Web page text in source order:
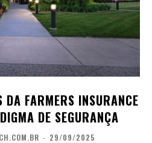
DA FARMERS INSURANCE
DE SEGURANÇA
- 29/09/2025